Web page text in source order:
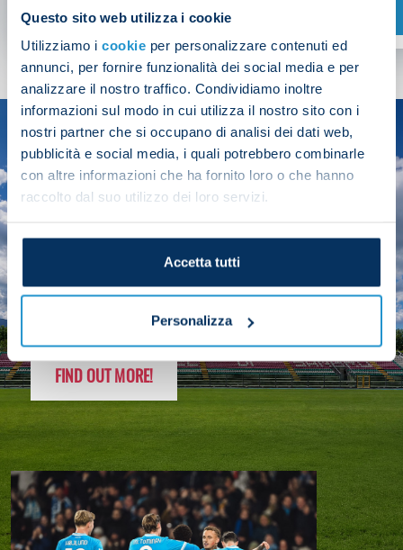
Questo sito web utilizza i cookie
Utilizziamo i cookie per personalizzare contenuti ed
annunci, per fornire funzionalità dei social media e per
analizzare il nostro traffico. Condividiamo inoltre
informazioni sul modo in cui utilizza il nostro sito con i
nostri partner che si occupano di analisi dei dati web,
pubblicità e social media, i quali potrebbero combinarle
con altre informazioni che ha fornito loro o che hanno
raccolto dal suo utilizzo dei loro servizi.
Accetta tutti
Personalizza
SHOP NOW
SEASON
2025/26
FOLLOW THE CHAMPS' JOURNEY
FIND OUT MORE!